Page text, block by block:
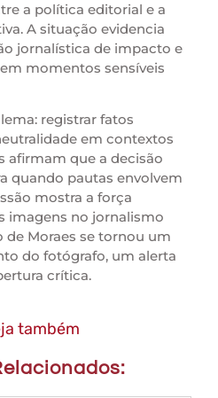
a política editorial e a
A situação evidencia
jornalística de impacto e
momentos sensíveis
registrar fatos
em contextos
afirmam que a decisão
quando pautas envolvem
mostra a força
imagens no jornalismo
Moraes se tornou um
do fotógrafo, um alerta
crítica.
também